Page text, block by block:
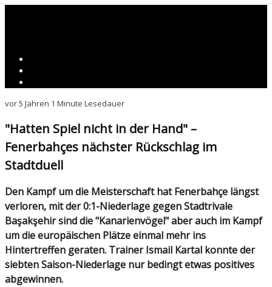
vor 5 Jahren 1 Minute Lesedauer
"Hatten Spiel nicht in der Hand" –
Fenerbahçes nächster Rückschlag im
Stadtduell
Den Kampf um die Meisterschaft hat Fenerbahçe längst
verloren, mit der 0:1-Niederlage gegen Stadtrivale
Başakşehir sind die "Kanarienvögel" aber auch im Kampf
um die europäischen Plätze einmal mehr ins
Hintertreffen geraten. Trainer Ismail Kartal konnte der
siebten Saison-Niederlage nur bedingt etwas positives
abgewinnen.